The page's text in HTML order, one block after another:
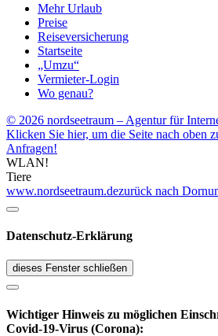
Mehr Urlaub
Preise
Reiseversicherung
Startseite
„Umzu“
Vermieter-Login
Wo genau?
© 2026 nordseetraum – Agentur für
Klicken Sie hier, um die Seite nach oben
Anfragen!
WLAN!
Tiere
www.nordseetraum.dezurück nach
Datenschutz-Erklärung
dieses Fenster schließen
Wichtiger Hinweis zu möglichen
Covid-19-Virus (Corona):